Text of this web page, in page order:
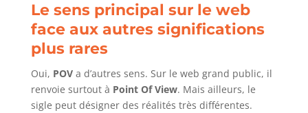
Le sens principal sur le web
face aux autres significations
plus rares
Oui, POVa d’autres sens. Sur le web grand public, il
renvoie surtout à Point Of View. Mais ailleurs, le
sigle peut désigner des réalités très différentes.